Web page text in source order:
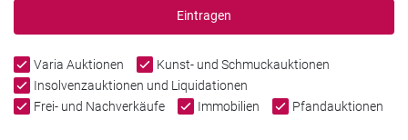
Eintragen
Varia Auktionen
Kunst- und Schmuckauktionen
Insolvenzauktionen und Liquidationen
Frei- und Nachverkäufe
Immobilien Pfandauktionen